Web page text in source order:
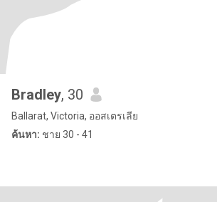
Bradley, 30
Ballarat, Victoria, ออสเตรเลีย
ค้นหา: ชาย 30 - 41